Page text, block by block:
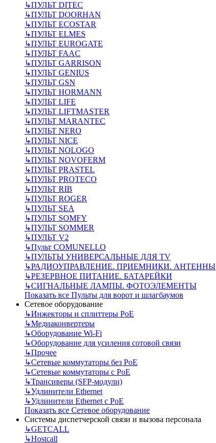
↳ПУЛЬТ DITEC
↳ПУЛЬТ DOORHAN
↳ПУЛЬТ ECOSTAR
↳ПУЛЬТ ELMES
↳ПУЛЬТ EUROGATE
↳ПУЛЬТ FAAC
↳ПУЛЬТ GARRISON
↳ПУЛЬТ GENIUS
↳ПУЛЬТ GSN
↳ПУЛЬТ HORMANN
↳ПУЛЬТ LIFE
↳ПУЛЬТ LIFTMASTER
↳ПУЛЬТ MARANTEC
↳ПУЛЬТ NERO
↳ПУЛЬТ NICE
↳ПУЛЬТ NOLOGO
↳ПУЛЬТ NOVOFERM
↳ПУЛЬТ PRASTEL
↳ПУЛЬТ PROTECO
↳ПУЛЬТ RIB
↳ПУЛЬТ ROGER
↳ПУЛЬТ SEA
↳ПУЛЬТ SOMFY
↳ПУЛЬТ SOMMER
↳ПУЛЬТ V2
↳Пульт СOMUNELLO
↳ПУЛЬТЫ УНИВЕРСАЛЬНЫЕ ДЛЯ TV
↳РАДИОУПРАВЛЕНИЕ. ПРИЕМНИКИ. АНТЕННЫ
↳РЕЗЕРВНОЕ ПИТАНИЕ. БАТАРЕЙКИ
↳СИГНАЛЬНЫЕ ЛАМПЫ. ФОТОЭЛЕМЕНТЫ
Показать все Пульты для ворот и шлагбаумов
Сетевое оборудование
↳Инжекторы и сплиттеры РоЕ
↳Медиаконвертеры
↳Оборудование Wi-Fi
↳Оборудование для усиления сотовой связи
↳Прочее
↳Сетевые коммутаторы без РоЕ
↳Сетевые коммутаторы с РоЕ
↳Трансиверы (SFP-модули)
↳Удлинители Ethernet
↳Удлинители Ethernet с PoE
Показать все Сетевое оборудование
Системы диспетчерской связи и вызова персонала
↳GETCALL
↳Hostcall